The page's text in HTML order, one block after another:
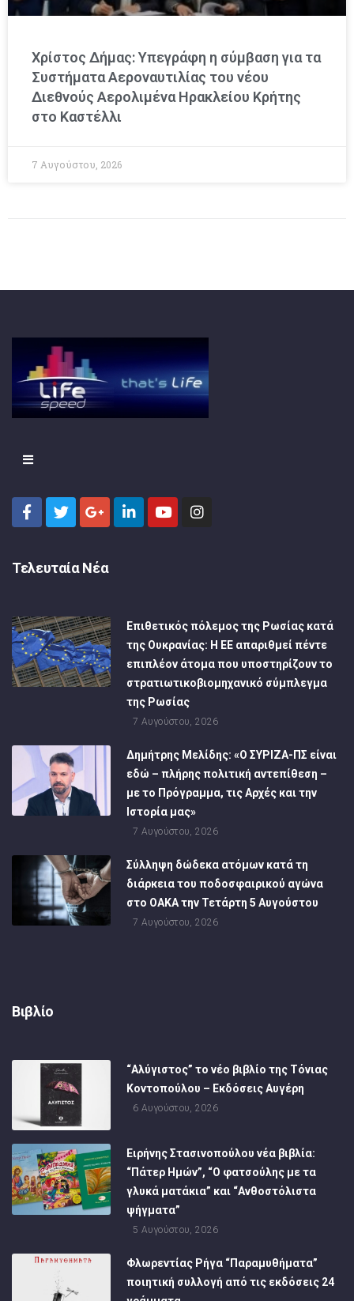
Χρίστος Δήμας: Υπεγράφη η σύμβαση για τα
Συστήματα Αεροναυτιλίας του νέου
Διεθνούς Αερολιμένα Ηρακλείου Κρήτης
στο Καστέλλι
7 Αυγούστου, 2026
Τελευταία Νέα
Επιθετικός πόλεμος της Ρωσίας κατά
της Ουκρανίας: Η ΕΕ απαριθμεί πέντε
επιπλέον άτομα που υποστηρίζουν το
στρατιωτικοβιομηχανικό σύμπλεγμα
της Ρωσίας
7 Αυγούστου, 2026
Δημήτρης Μελίδης: «Ο ΣΥΡΙΖΑ-ΠΣ είναι
εδώ – πλήρης πολιτική αντεπίθεση –
με το Πρόγραμμα, τις Αρχές και την
Ιστορία μας»
7 Αυγούστου, 2026
Σύλληψη δώδεκα ατόμων κατά τη
διάρκεια του ποδοσφαιρικού αγώνα
στο ΟΑΚΑ την Τετάρτη 5 Αυγούστου
7 Αυγούστου, 2026
Βιβλίο
“Αλύγιστος” το νέο βιβλίο της Τόνιας
Κοντοπούλου – Εκδόσεις Αυγέρη
6 Αυγούστου, 2026
Ειρήνης Στασινοπούλου νέα βιβλία:
“Πάτερ Ημών”, “Ο φατσούλης με τα
γλυκά ματάκια” και “Ανθοστόλιστα
ψήγματα”
5 Αυγούστου, 2026
Φλωρεντίας Ρήγα “Παραμυθήματα”
ποιητική συλλογή από τις εκδόσεις 24